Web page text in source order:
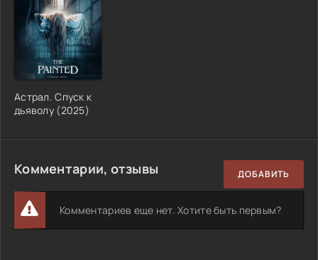
Астрал. Спуск к
дьяволу (2025)
Комментарии, отзывы ДОБАВИТЬ
Комментариев еще нет. Хотите быть первым?